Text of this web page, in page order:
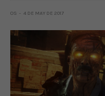
OS 4 DE MAY DE 2017